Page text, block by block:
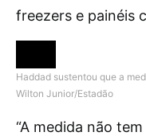
freezers e painéis
Haddad sustentou que a
Wilton Junior/Estadão
“A medida não